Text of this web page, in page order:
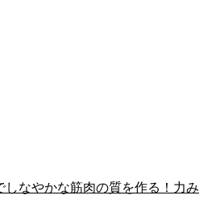
しなやかな筋肉の質を作る！力み